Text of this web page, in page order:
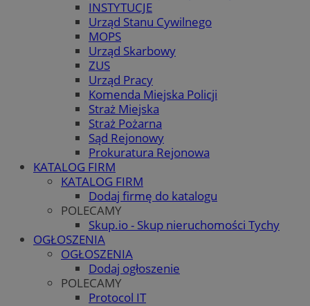
INSTYTUCJE
Urząd Stanu Cywilnego
MOPS
Urząd Skarbowy
ZUS
Urząd Pracy
Komenda Miejska Policji
Straż Miejska
Straż Pożarna
Sąd Rejonowy
Prokuratura Rejonowa
KATALOG FIRM
KATALOG FIRM
Dodaj firmę do katalogu
POLECAMY
Skup.io - Skup nieruchomości Tychy
OGŁOSZENIA
OGŁOSZENIA
Dodaj ogłoszenie
POLECAMY
Protocol IT